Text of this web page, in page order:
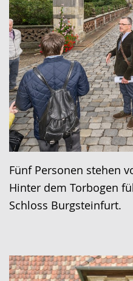
Fünf Personen stehen
Hinter dem Torbogen
Schloss Burgsteinfurt.